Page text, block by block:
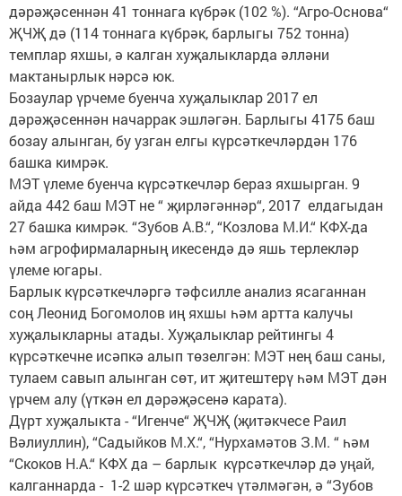
дәрәҗәсеннән 41 тоннага күбрәк (102 %). “Агро-Основа“
ҖЧҖ дә (114 тоннага күбрәк, барлыгы 752 тонна)
темплар яхшы, ә калган хуҗалыкларда әлләни
мактанырлык нәрсә юк.
Бозаулар үрчеме буенча хуҗалыклар 2017 ел
дәрәҗәсеннән начаррак эшләгән. Барлыгы 4175 баш
бозау алынган, бу узган елгы күрсәткечләрдән 176
башка кимрәк.
МЭТ үлеме буенча күрсәткечләр бераз яхшырган. 9
айда 442 баш МЭТ не “ җирләгәннәр“, 2017 елдагыдан
27 башка кимрәк. “Зубов А.В.“, “Козлова М.И.“ КФХ-да
һәм агрофирмаларның икесендә дә яшь терлекләр
үлеме югары.
Барлык күрсәткечләргә тәфсилле анализ ясаганнан
соң Леонид Богомолов иң яхшы һәм артта калучы
хуҗалыкларны атады. Хуҗалыклар рейтингы 4
күрсәткечне исәпкә алып төзелгән: МЭТ нең баш саны,
тулаем савып алынган сөт, ит җитештерү һәм МЭТ дән
үрчем алу (үткән ел дәрәҗәсенә карата).
Дүрт хуҗалыкта - “Игенче“ ҖЧҖ (җитәкчесе Раил
Вәлиуллин), “Садыйков М.Х.“, “Нурхамәтов З.М. “ һәм
“Скоков Н.А.“ КФХ да – барлык күрсәткечләр дә уңай,
калганнарда - 1-2 шәр күрсәткеч үтәлмәгән, ә “Зубов